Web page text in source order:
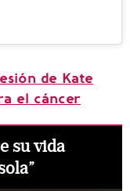
de Kate
el cáncer
su vida